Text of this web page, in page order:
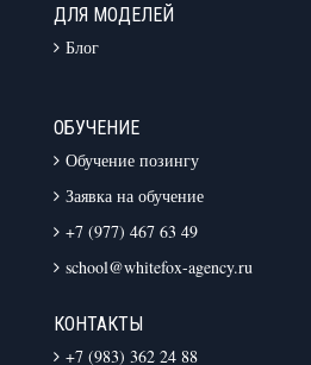
ДЛЯ МОДЕЛЕЙ
Блог
ОБУЧЕНИЕ
Обучение позингу
Заявка на обучение
+7 (977) 467 63 49
school@whitefox-agency.ru
КОНТАКТЫ
+7 (983) 362 24 88